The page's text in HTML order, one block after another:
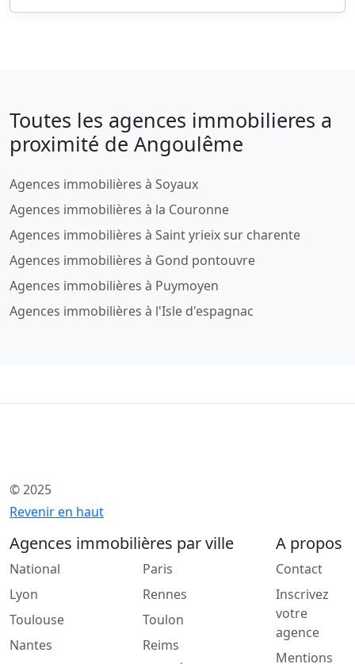
Toutes les agences immobilieres a
proximité de Angoulême
Agences immobilières à Soyaux
Agences immobilières à la Couronne
Agences immobilières à Saint yrieix sur charente
Agences immobilières à Gond pontouvre
Agences immobilières à Puymoyen
Agences immobilières à l'Isle d'espagnac
© 2025
Revenir en haut
Agences immobilières par ville
National
Lyon
Toulouse
Nantes
Paris
Rennes
Toulon
Reims
A propos
Contact
Inscrivez
votre
agence
Mentions